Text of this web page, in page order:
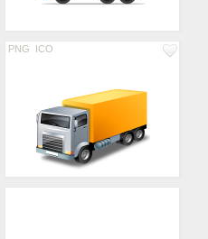
PNG ICO